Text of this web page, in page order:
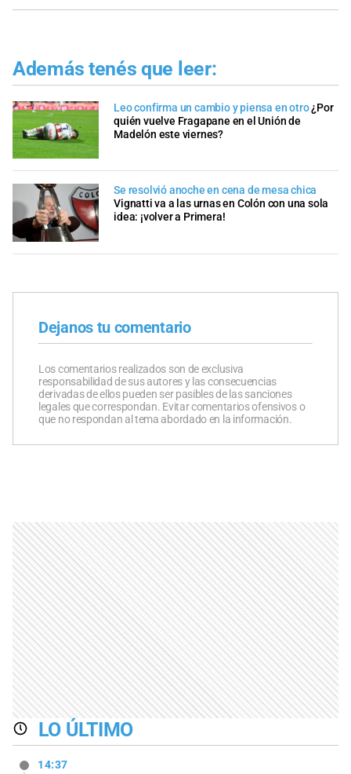
Además tenés que leer:
Leo confirma un cambio y piensa en otro¿Por
quién vuelve Fragapane en el Unión de
Madelón este viernes?
Se resolvió anoche en cena de mesa chica
Vignatti va a las urnas en Colón con una sola
idea: ¡volver a Primera!
Dejanos tu comentario
Los comentarios realizados son de exclusiva
responsabilidad de sus autores y las consecuencias
derivadas de ellos pueden ser pasibles de las sanciones
legales que correspondan. Evitar comentarios ofensivos o
que no respondan al tema abordado en la información.
LO ÚLTIMO
14:37